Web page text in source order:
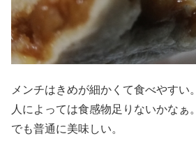
メンチはきめが細かくて食べやすい。
人によっては食感物足りないかなぁ。
でも普通に美味しい。